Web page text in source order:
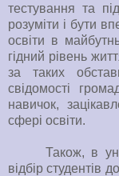
тестування та
розуміти і бути
освіти в
гідний рівень
за таких
свідомості
навичок,
сфері освіти.
Також, в
відбір студентів